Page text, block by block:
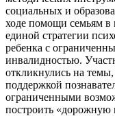
социальных и
ходе помощи семьям
единой стратегии
ребенка с
инвалидностью.
откликнулись на
поддержкой
ограниченными
построить «дорожную